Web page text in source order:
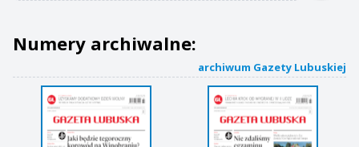
Numery archiwalne:
archiwum Gazety Lubuskiej